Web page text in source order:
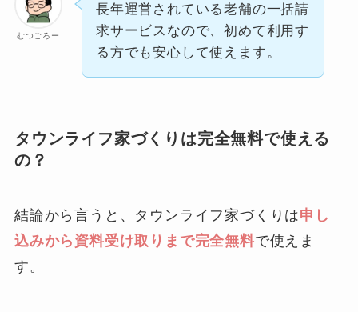
むつごろー
長年運営されている老舗の一括請
求サービスなので、初めて利用す
る方でも安心して使えます。
タウンライフ家づくりは完全無料で使える
の？
結論から言うと、タウンライフ家づくりは申し
込みから資料受け取りまで完全無料で使えま
す。